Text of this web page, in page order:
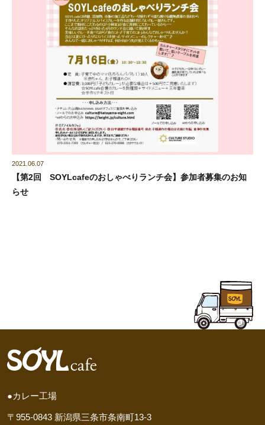
2021.06.07
【第2回 SOYLcafeのおしゃべりランチ会】参加者募集のお知
らせ
●カレー工場
〒955-0843 新潟県三条市条南町13-3